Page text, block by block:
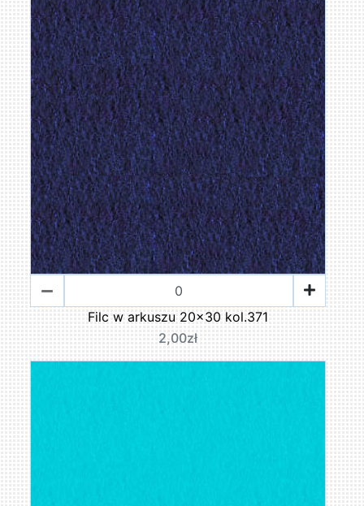
Filc w arkuszu 20x30 kol.371
2,00zł